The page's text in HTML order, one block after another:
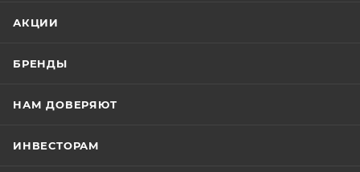
АКЦИИ
БРЕНДЫ
НАМ ДОВЕРЯЮТ
ИНВЕСТОРАМ